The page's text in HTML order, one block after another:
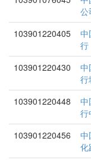
公
103901220405
中
行
103901220430
中
行
103901220448
中
行
103901220456
中
化